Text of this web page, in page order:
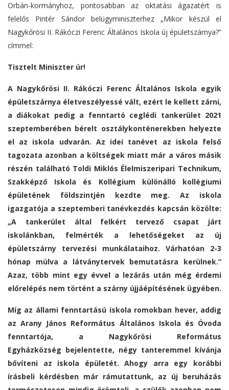
Orbán-kormányhoz, pontosabban az oktatási ágazatért is
felelős Pintér Sándor belügyminiszterhez „Mikor készül el
Nagykőrösi II. Rákóczi Ferenc Általános Iskola új épületszárnya?”
címmel:
Tisztelt Miniszter úr!
A Nagykőrösi II. Rákóczi Ferenc Általános Iskola egyik
épületszárnya életveszélyessé vált, ezért le kellett zárni,
a diákokat pedig a fenntartó ceglédi tankerület 2021
szeptemberében bérelt osztálykonténerekben helyezte
el az iskola udvarán. Az idei tanévet az iskola felső
tagozata azonban a költségek miatt már a város másik
részén található Toldi Miklós Élelmiszeripari Technikum,
Szakképző Iskola és Kollégium különálló kollégiumi
épületének földszintjén kezdte meg. Az iskola
igazgatója a szeptemberi tanévkezdés kapcsán közölte:
„A tankerület által felkért tervező csapat járt
iskolánkban, felmérték a lehetőségeket az új
épületszárny tervezési munkálataihoz. Várhatóan 2-3
hónap múlva a látványtervek bemutatásra kerülnek.”
Azaz, több mint egy évvel a lezárás után még érdemi
előrelépés nem történt a szárny újjáépítésének ügyében.
Míg az állami fenntartású iskola romokban hever, addig
az Arany János Református Általános Iskola és Óvoda
fenntartója, a Nagykőrösi Református
Egyházközség bejelentette, négy tanteremmel kívánja
bővíteni az iskola épületét. Ahogy arra egy korábbi
írásbeli kérdésben már rámutattunk, az új beruházás